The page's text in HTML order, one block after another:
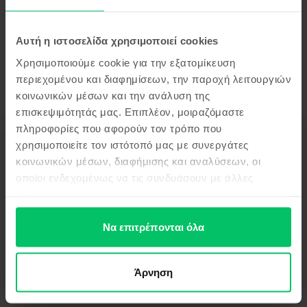
Αυτή η ιστοσελίδα χρησιμοποιεί cookies
Χρησιμοποιούμε cookie για την εξατομίκευση
περιεχομένου και διαφημίσεων, την παροχή λειτουργιών
κοινωνικών μέσων και την ανάλυση της
επισκεψιμότητάς μας. Επιπλέον, μοιραζόμαστε
πληροφορίες που αφορούν τον τρόπο που
χρησιμοποιείτε τον ιστότοπό μας με συνεργάτες
κοινωνικών μέσων, διαφήμισης και αναλύσεων, οι
οποίοι ενδεχομένως να τις συνδυάσουν με άλλες
έχουν συλλέξει σε σχέση με την από μέρους σας χρήση
των υπηρεσιών τους.Να επιτρέπονται όλα
Άρνηση
Περιγραφή
Κινητό τηλέφωνο Apple iPhone 15 Plus, Black, 512 GB, Καλό
Πληροφορίες Ασφάλειας Προϊόντος
Προδιαγραφές
Apple